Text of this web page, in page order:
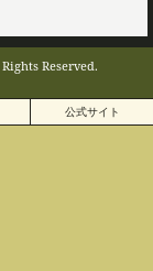
Reserved.
公式サイト